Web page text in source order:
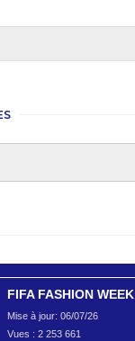
FIFA FASHION WEEK
Mise à jour: 06/07/26
Vues : 2 253 661